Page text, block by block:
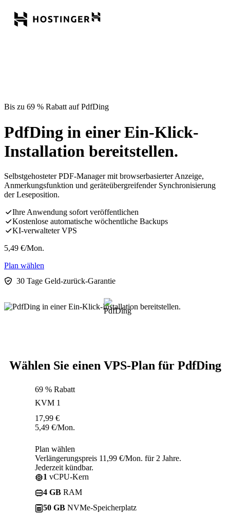
Bis zu 69 % Rabatt auf PdfDing
PdfDing in einer Ein-Klick-
Installation bereitstellen.
Selbstgehosteter PDF-Manager mit browserbasierter Anzeige,
Anmerkungsfunktion und geräteübergreifender Synchronisierung
der Leseposition.
Ihre Anwendung sofort veröffentlichen
Kostenlose automatische wöchentliche Backups
KI-verwalteter VPS
5,49 €/Mon.
Plan wählen
30 Tage Geld-zurück-Garantie
Wählen Sie einen VPS-Plan für PdfDing
69 % Rabatt
KVM 1
17,99 €
5,49 €/Mon.
Plan wählen
Verlängerungspreis 11,99 €/Mon. für 2 Jahre.
Jederzeit kündbar.
1 vCPU-Kern
4 GB RAM
50 GB NVMe-Speicherplatz